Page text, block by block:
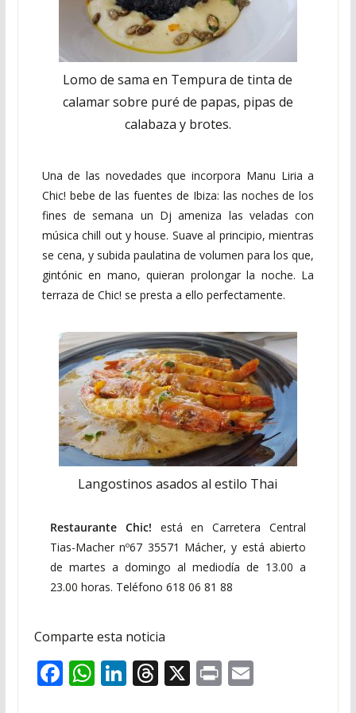
Lomo de sama en Tempura de tinta de
calamar sobre puré de papas, pipas de
calabaza y brotes.
Una de las novedades que incorpora Manu Liria a
Chic! bebe de las fuentes de Ibiza: las noches de los
fines de semana un Dj ameniza las veladas con
música chill out y house. Suave al principio, mientras
se cena, y subida paulatina de volumen para los que,
gintónic en mano, quieran prolongar la noche. La
terraza de Chic! se presta a ello perfectamente.
Langostinos asados al estilo Thai
Restaurante Chic! está en Carretera Central
Tias-Macher nº67 35571 Mácher, y está abierto
de martes a domingo al mediodía de 13.00 a
23.00 horas. Teléfono 618 06 81 88
Comparte esta noticia
F W Li T X PrE